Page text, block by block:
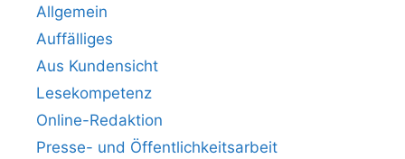
Allgemein
Auffälliges
Aus Kundensicht
Lesekompetenz
Online-Redaktion
Presse- und Öffentlichkeitsarbeit